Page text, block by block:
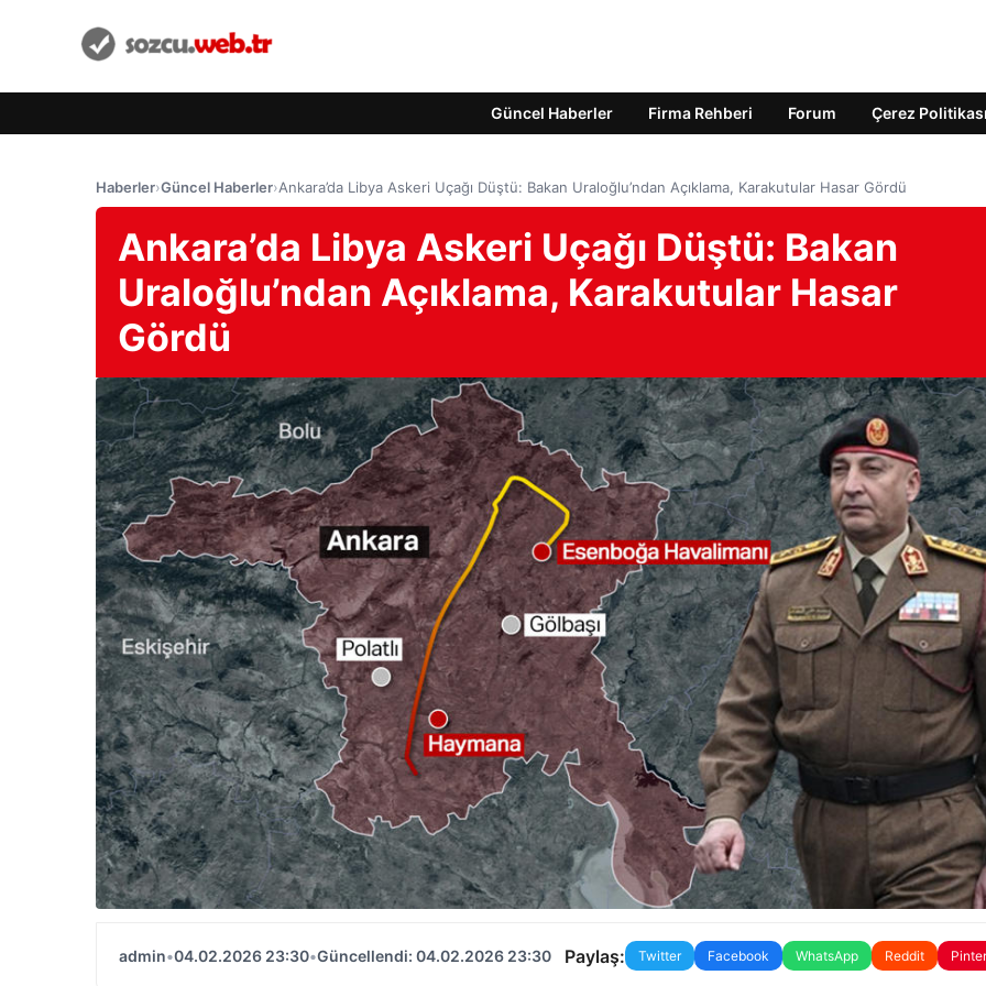
Güncel Haberler Firma Rehberi Forum Çerez Politikası
Haberler›Güncel Haberler›Ankara’da Libya Askeri Uçağı Düştü: Bakan Uraloğlu’ndan Açıklama, Karakutular Hasar Gördü
Ankara’da Libya Askeri Uçağı Düştü: Bakan
Uraloğlu’ndan Açıklama, Karakutular Hasar
Gördü
admin•04.02.2026 23:30•Güncellendi: 04.02.2026 23:30 Paylaş: Twitter Facebook WhatsApp Reddit